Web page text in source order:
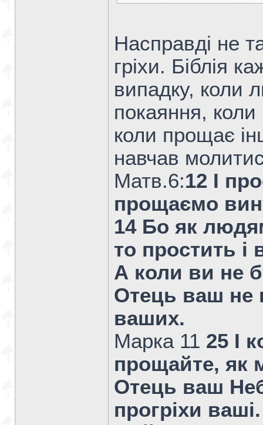
Насправді не
гріхи. Біблія
випадку, коли
покаяння, коли
коли прощає
навчав
Матв.6:12 І
прощаємо
14 Бо як
то простить
А коли ви не
Отець ваш не
ваших.
Марка 11 25 І
прощайте, як
Отець ваш
прогріхи